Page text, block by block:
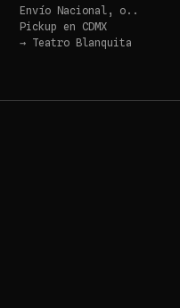
Envío Nacional, o..
Pickup en CDMX
→ Teatro Blanquita